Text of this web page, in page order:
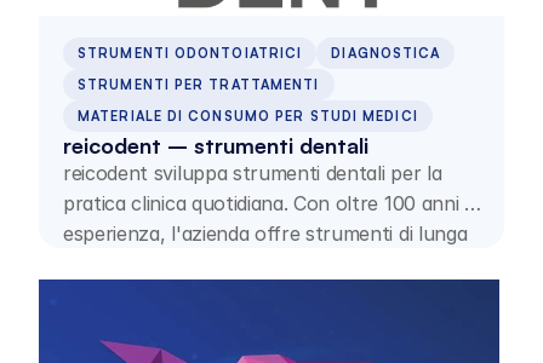
STRUMENTI ODONTOIATRICI
DIAGNOSTICA
STRUMENTI PER TRATTAMENTI
MATERIALE DI CONSUMO PER STUDI MEDICI
reicodent – strumenti dentali
reicodent sviluppa strumenti dentali per la
pratica clinica quotidiana. Con oltre 100 anni di
esperienza, l'azienda offre strumenti di lunga